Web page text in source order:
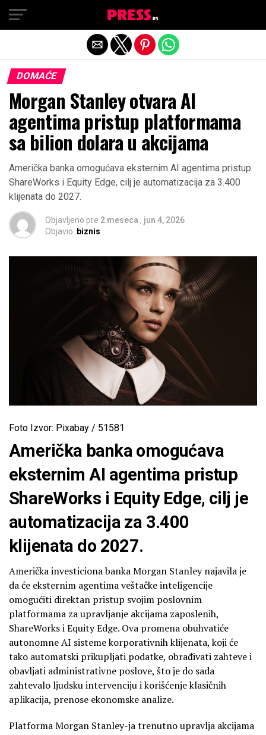
DOMAĆE
Morgan Stanley otvara AI
agentima pristup platformama
sa bilion dolara u akcijama
Američka banka omogućava eksternim AI agentima pristup
ShareWorks i Equity Edge, cilj je automatizacija za 3.400
klijenata do 2027.
Objavljeno pre 2 meseca , jun 4, 2026
Objavio: biznis
Foto Izvor: Pixabay / 51581
Američka banka omogućava
eksternim AI agentima pristup
ShareWorks i Equity Edge, cilj je
automatizacija za 3.400
klijenata do 2027.
Američka investiciona banka Morgan Stanley najavila je
da će eksternim agentima veštačke inteligencije
omogućiti direktan pristup svojim poslovnim
platformama za upravljanje akcijama zaposlenih,
ShareWorks i Equity Edge. Ova promena obuhvatiće
autonomne AI sisteme korporativnih klijenata, koji će
tako automatski prikupljati podatke, obrađivati zahteve i
obavljati administrativne poslove, što je do sada
zahtevalo ljudsku intervenciju i korišćenje klasičnih
aplikacija, prenose ekonomske analize.
Platforma Morgan Stanley-ja trenutno upravlja akcijama
Exit mobile version